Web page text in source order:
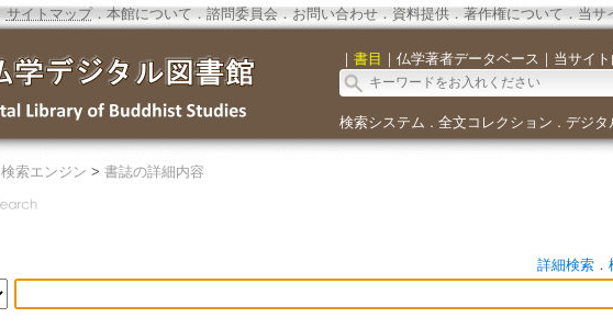
サイトマップ．本館について ． 諮問委員会． お問い合わせ． 資料提供． 著作権について．当サ
｜ 書目 ｜ 仏学著者データベース ｜ 当サイト
検索システム ． 全文コレクション ． デジタ
検索エンジン > 書誌の詳細内容
詳細検索．